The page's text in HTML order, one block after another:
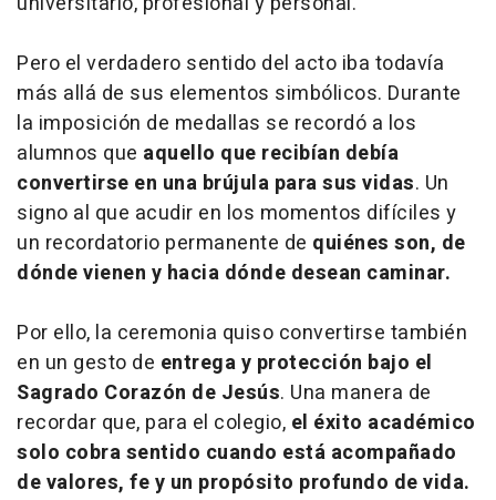
Pero el verdadero sentido del acto iba todavía
más allá de sus elementos simbólicos. Durante
la imposición de medallas se recordó a los
alumnos que aquello que recibían debía
convertirse en una brújula para sus vidas. Un
signo al que acudir en los momentos difíciles y
un recordatorio permanente de quiénes son, de
dónde vienen y hacia dónde desean caminar.
Por ello, la ceremonia quiso convertirse también
en un gesto de entrega y protección bajo el
Sagrado Corazón de Jesús. Una manera de
recordar que, para el colegio, el éxito académico
solo cobra sentido cuando está acompañado
de valores, fe y un propósito profundo de vida.